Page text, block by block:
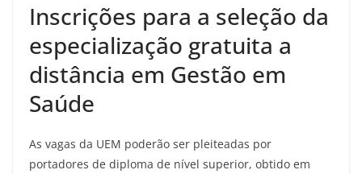
Inscrições para a seleção da
especialização gratuita a
distância em Gestão em
Saúde
As vagas da UEM poderão ser pleiteadas por
portadores de diploma de nível superior, obtido em